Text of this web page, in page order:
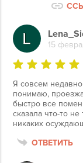
15
Я совсем
понимаю,
быстро все
сказала что-то
никаких
ОТВЕТИТЬ